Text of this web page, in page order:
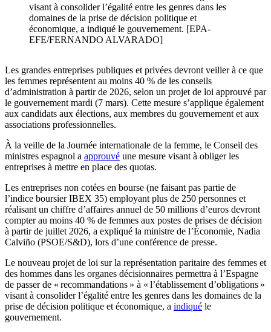
visant à consolider l’égalité entre les genres dans les
domaines de la prise de décision politique et
économique, a indiqué le gouvernement. [EPA-
EFE/FERNANDO ALVARADO]
Les grandes entreprises publiques et privées devront veiller à ce que
les femmes représentent au moins 40 % de les conseils
d’administration à partir de 2026, selon un projet de loi approuvé par
le gouvernement mardi (7 mars). Cette mesure s’applique également
aux candidats aux élections, aux membres du gouvernement et aux
associations professionnelles.
À la veille de la Journée internationale de la femme, le Conseil des
ministres espagnol a approuvé une mesure visant à obliger les
entreprises à mettre en place des quotas.
Les entreprises non cotées en bourse (ne faisant pas partie de
l’indice boursier IBEX 35) employant plus de 250 personnes et
réalisant un chiffre d’affaires annuel de 50 millions d’euros devront
compter au moins 40 % de femmes aux postes de prises de décision
à partir de juillet 2026, a expliqué la ministre de l’Économie, Nadia
Calviño (PSOE/S&D), lors d’une conférence de presse.
Le nouveau projet de loi sur la représentation paritaire des femmes et
des hommes dans les organes décisionnaires permettra à l’Espagne
de passer de « recommandations » à « l’établissement d’obligations »
visant à consolider l’égalité entre les genres dans les domaines de la
prise de décision politique et économique, a indiqué le
gouvernement.